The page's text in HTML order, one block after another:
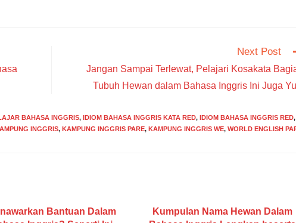
Next Post
Jangan Sampai Terlewat, Pelajari Kosakata
Tubuh Hewan dalam Bahasa Inggris Ini Juga
BAHASA INGGRIS, IDIOM BAHASA INGGRIS KATA RED, IDIOM BAHASA INGGRIS RED,
INGGRIS, KAMPUNG INGGRIS PARE, KAMPUNG INGGRIS WE, WORLD ENGLISH
Bantuan Dalam
Kumpulan Nama Hewan Dalam